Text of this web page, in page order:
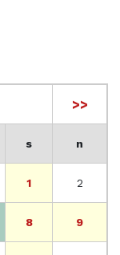
>>
s n
1 2
8 9